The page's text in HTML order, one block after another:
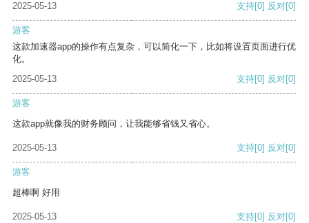
2025-05-13 支持[0] 反对[0]
游客
这款加速器app的操作有点复杂，可以简化一下，比如将设置页面进行优
化。
2025-05-13
支持[0] 反对[0]
游客
这款app就像我的财务顾问，让我能够省钱又省心。
2025-05-13 支持[0] 反对[0]
游客
超棒啊 好用
2025-05-13 支持[0] 反对[0]